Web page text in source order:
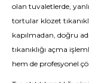
olan tuvaletlerde,
tortular klozet
kapılmadan, doğru
tıkanıklığı açma
hem de profesyonel